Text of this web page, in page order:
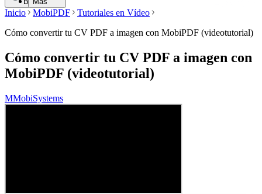
Inicio MobiPDF
Tutoriales en Vídeo
Cómo convertir tu CV PDF a imagen con MobiPDF (videotutorial)
Cómo convertir tu CV PDF a imagen con
MobiPDF (videotutorial)
MMobiSystems